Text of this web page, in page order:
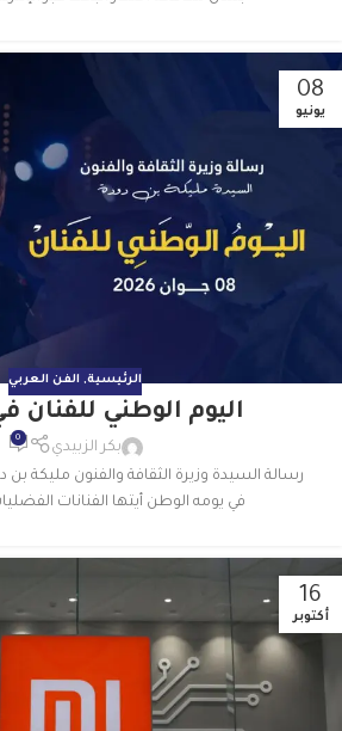
08
يونيو
الرئيسية, الفن العربي
اليوم الوطني للفنان
بكر الزبيدي
0
رسالة السيدة وزيرة الثقافة والفنون مليكة بن
في يومه الوطن أيتها الفنانات
16
أكتوبر